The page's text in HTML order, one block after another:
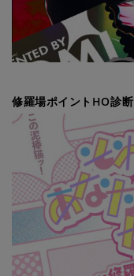
修羅場ポイントHO診断